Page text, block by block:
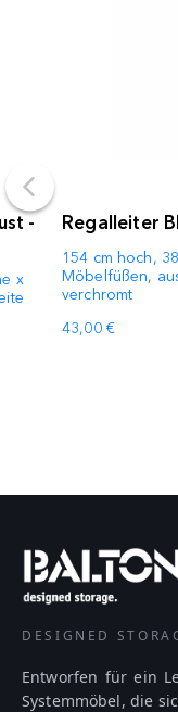
-
x
Regalleiter
154 cm hoch,
Möbelfüßen,
verchromt
43,00 €
DESIGNED
Entworfen für ein
Systemmöbel, die